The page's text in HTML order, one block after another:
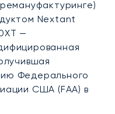
Nextant
—
Федерального
США (FAA) в